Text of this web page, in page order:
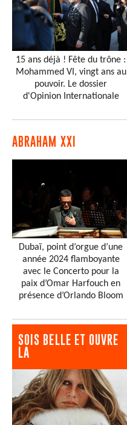
15 ans déjà ! Fête du trône :
Mohammed VI, vingt ans au
pouvoir. Le dossier
d'Opinion Internationale
ABRAHAM XXI
Dubaï, point d’orgue d’une
année 2024 flamboyante
avec le Concerto pour la
paix d’Omar Harfouch en
présence d’Orlando Bloom
SOIS BELLE ET OUVRE
LA